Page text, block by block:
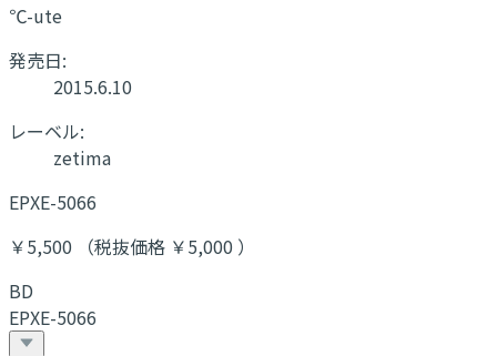
℃-ute
発売日:
2015.6.10
レーベル:
zetima
EPXE-5066
￥5,500 （税抜価格 ￥5,000 ）
BD
EPXE-5066